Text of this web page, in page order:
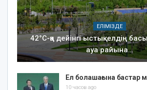
ЕЛІМІЗДЕ
42°C-қа дейінгі ыстық: елдің
ауа райына…
Ел болашағына
10 часов ago